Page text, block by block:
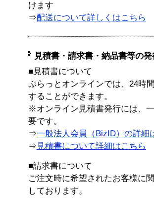
けます
⇒配送について詳しくはこちら
見積書・請求書・納品書等の
■見積書について
ぷらっとオンラインでは、24時
することができます。
※オンライン見積書発行には、
要です。
⇒一般法人会員（BizID）の詳細
⇒ 見積書について詳細はこちら
■請求書について
ご注文時に希望されたお客様に
しております。